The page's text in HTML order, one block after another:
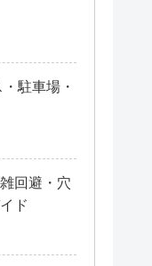
駐車場・
回避・穴
ド